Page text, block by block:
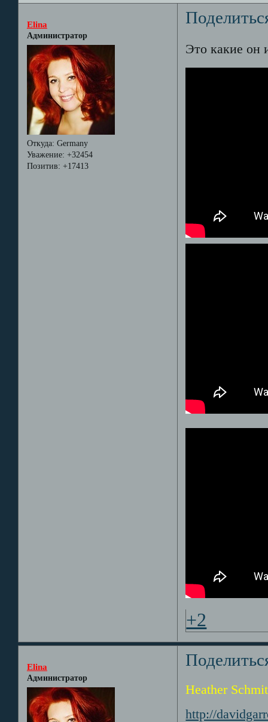
Elina
Администратор
Откуда: Germany
Уважение: +32454
Позитив: +17413
Это какие он
+2
Elina
Администратор
Heather
http://